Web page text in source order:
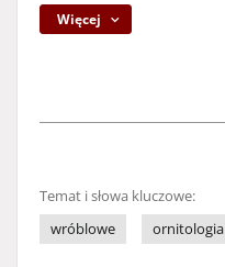
Więcej
Temat i słowa kluczowe:
wróblowe
ornitologia